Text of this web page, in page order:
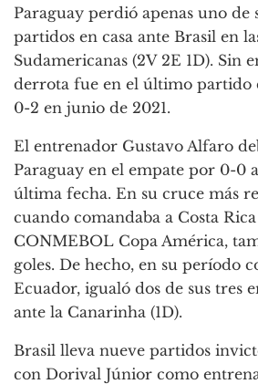
Paraguay perdió apenas uno de
partidos en casa ante Brasil en
Sudamericanas (2V 2E 1D). Sin
derrota fue en el último partido
0-2 en junio de 2021.
El entrenador Gustavo Alfaro
Paraguay en el empate por 0-0
última fecha. En su cruce más
cuando comandaba a Costa
CONMEBOL Copa América,
goles. De hecho, en su período
Ecuador, igualó dos de sus tres
ante la Canarinha (1D).
Brasil lleva nueve partidos
con Dorival Júnior como